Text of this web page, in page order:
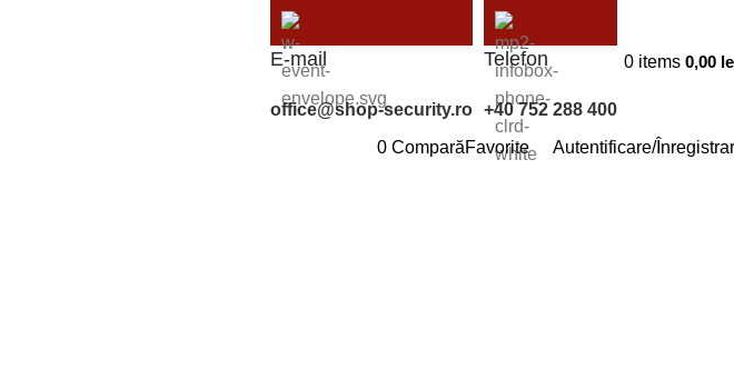
E-mail
office@shop-security.ro
Telefon
+40 752 288 400
0 items 0,00
0 ComparăFavorite Autentificare/